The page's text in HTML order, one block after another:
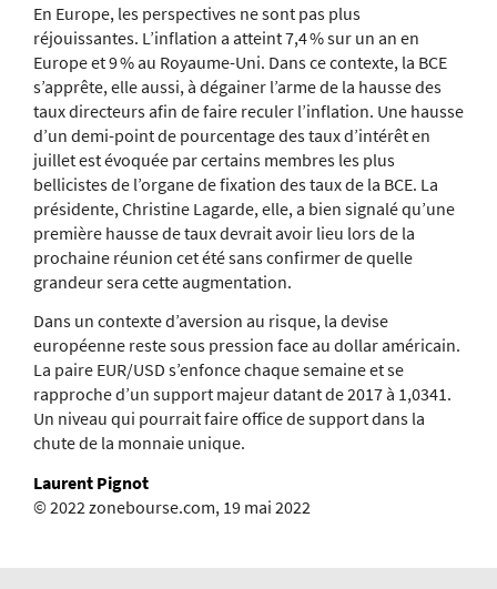
En Europe, les perspectives ne sont pas plus
réjouissantes. L’inflation a atteint 7,4 % sur un an en
Europe et 9 % au Royaume-Uni. Dans ce contexte, la BCE
s’apprête, elle aussi, à dégainer l’arme de la hausse des
taux directeurs afin de faire reculer l’inflation. Une hausse
d’un demi-point de pourcentage des taux d’intérêt en
juillet est évoquée par certains membres les plus
bellicistes de l’organe de fixation des taux de la BCE. La
présidente, Christine Lagarde, elle, a bien signalé qu’une
première hausse de taux devrait avoir lieu lors de la
prochaine réunion cet été sans confirmer de quelle
grandeur sera cette augmentation.
Dans un contexte d’aversion au risque, la devise
européenne reste sous pression face au dollar américain.
La paire EUR/USD s’enfonce chaque semaine et se
rapproche d’un support majeur datant de 2017 à 1,0341.
Un niveau qui pourrait faire office de support dans la
chute de la monnaie unique.
Laurent Pignot
© 2022 zonebourse.com, 19 mai 2022